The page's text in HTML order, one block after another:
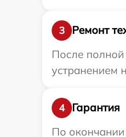
3
Ремонт
После
устранением
4
Гарантия
По